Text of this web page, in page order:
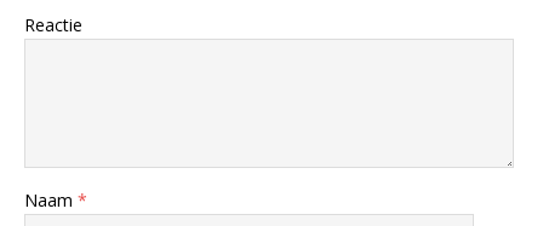
Reactie
Naam *